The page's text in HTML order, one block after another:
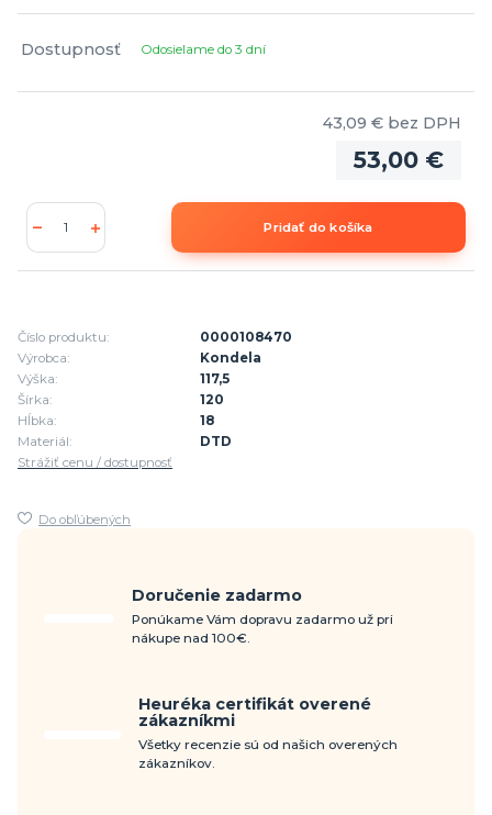
Dostupnosť Odosielame do 3 dní
53,00 €
43,09 € bez DPH
Pridať do košíka
Číslo produktu:
0000108470
Výrobca:
Kondela
Výška:
117,5
Šírka:
120
Hĺbka:
18
Materiál:
DTD
Strážiť cenu / dostupnosť
Do obľúbených
Doručenie zadarmo
Ponúkame Vám dopravu zadarmo už pri
nákupe nad 100€.
Heuréka certifikát overené
zákazníkmi
Všetky recenzie sú od našich overených
zákazníkov.